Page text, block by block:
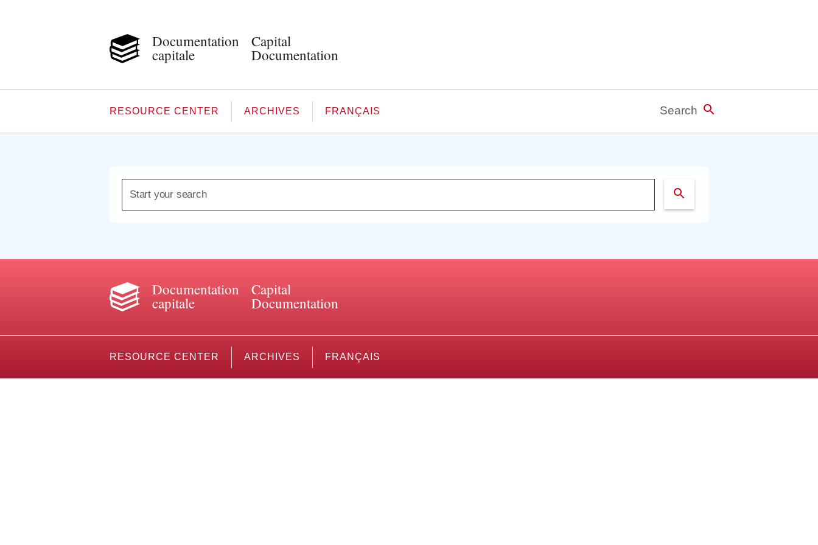
Documentation
capitale
Capital
Documentation
RESOURCE CENTER ARCHIVES FRANÇAIS Search
Documentation
capitale
Capital
Documentation
RESOURCE CENTER ARCHIVES FRANÇAIS